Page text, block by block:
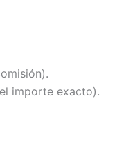
importe exacto).